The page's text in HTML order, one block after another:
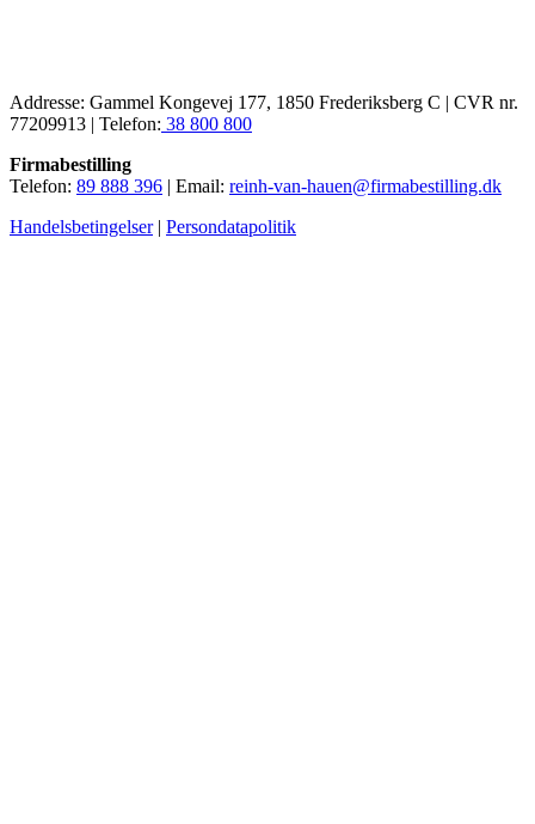
Addresse: Gammel Kongevej 177, 1850 Frederiksberg C | CVR nr.
77209913 | Telefon: 38 800 800
Firmabestilling
Telefon: 89 888 396 | Email: reinh-van-hauen@firmabestilling.dk
Handelsbetingelser| Persondatapolitik